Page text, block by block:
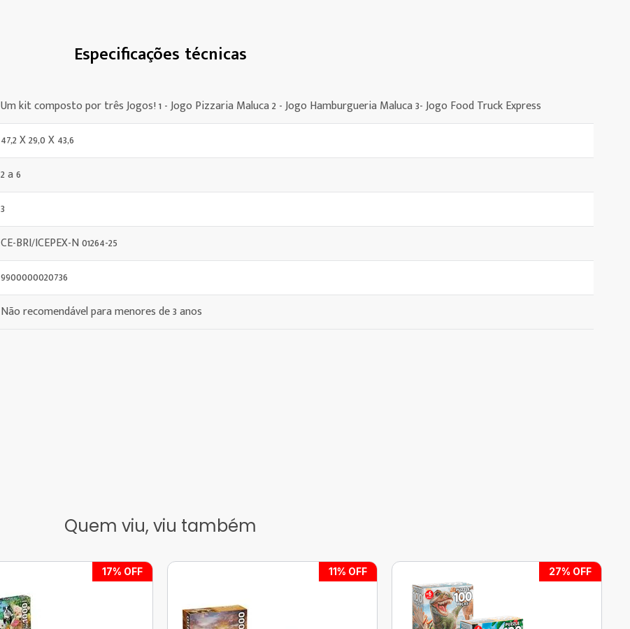
Especificações técnicas
Um kit composto por três Jogos! 1 - Jogo Pizzaria Maluca 2 - Jogo Hamburgueria Maluca 3- Jogo Food Truck Express
47,2 X 29,0 X 43,6
2 a 6
3
CE-BRI/ICEPEX-N 01264-25
9900000020736
Não recomendável para menores de 3 anos
Quem viu, viu também
17% OFF 11% OFF 27% OFF